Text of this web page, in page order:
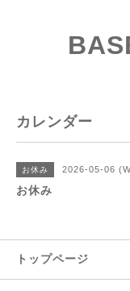
カレンダー
お休み 2026-05-06
お休み
トップページ